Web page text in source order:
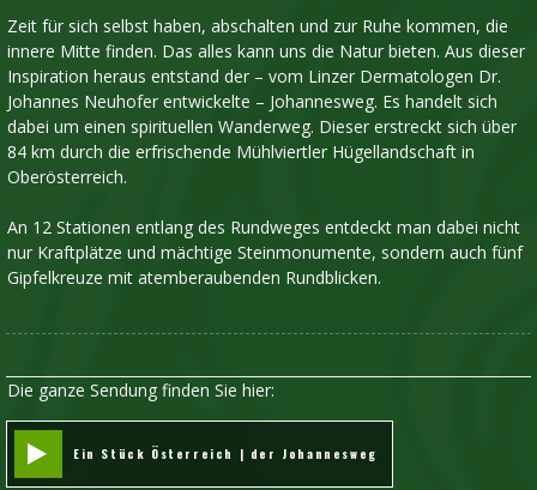
Zeit für sich selbst haben, abschalten und zur Ruhe kommen, die
innere Mitte finden. Das alles kann uns die Natur bieten. Aus dieser
Inspiration heraus entstand der – vom Linzer Dermatologen Dr.
Johannes Neuhofer entwickelte – Johannesweg. Es handelt sich
dabei um einen spirituellen Wanderweg. Dieser erstreckt sich über
84 km durch die erfrischende Mühlviertler Hügellandschaft in
Oberösterreich.
An 12 Stationen entlang des Rundweges entdeckt man dabei nicht
nur Kraftplätze und mächtige Steinmonumente, sondern auch fünf
Gipfelkreuze mit atemberaubenden Rundblicken.
Die ganze Sendung finden Sie hier:
Ein Stück Österreich | der Johannesweg